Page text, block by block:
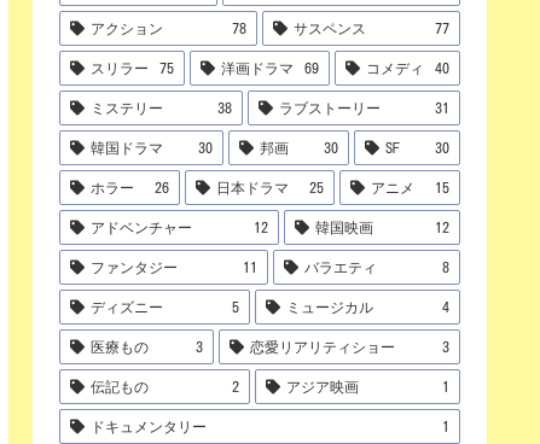
アクション 78 サスペンス 77
スリラー 75 洋画ドラマ 69 コメディ 40
ミステリー 38 ラブストーリー 31
韓国ドラマ 30 邦画 30 SF 30
ホラー 26 日本ドラマ 25 アニメ 15
アドベンチャー 12 韓国映画 12
ファンタジー 11 バラエティ 8
ディズニー 5 ミュージカル 4
医療もの 3 恋愛リアリティショー 3
伝記もの 2 アジア映画 1
ドキュメンタリー 1